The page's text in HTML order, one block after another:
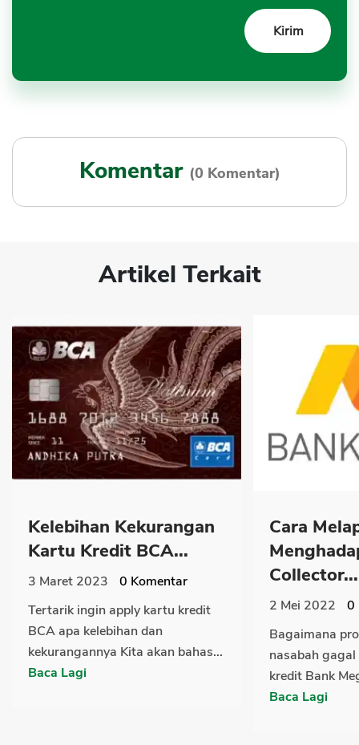
Komentar (0 Komentar)
Artikel Terkait
Kelebihan Kekurangan
Kartu Kredit BCA...
3 Maret 2023 0 Komentar
Tertarik ingin apply kartu kredit
BCA apa kelebihan dan
kekurangannya Kita akan bahas...
Baca Lagi
Cara
Collector...
2 Mei 2022 0
Bagaimana
nasabah
kredit Bank
Baca Lagi